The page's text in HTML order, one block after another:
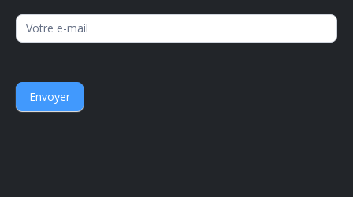
Newsletter
Envoyer